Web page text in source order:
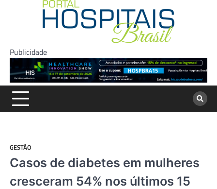
Publicidade
GESTÃO
Casos de diabetes em mulheres
cresceram 54% nos últimos 15